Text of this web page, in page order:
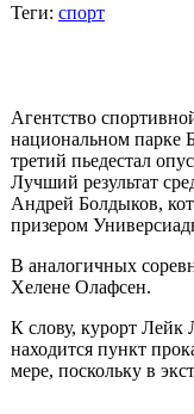
Теги: спорт
Агентство
национальном парке
третий пьедестал
Лучший результат
Андрей Болдыков,
призером
В аналогичных
Хелене Олафсен.
К слову, курорт Лейк
находится пункт
мере, поскольку в